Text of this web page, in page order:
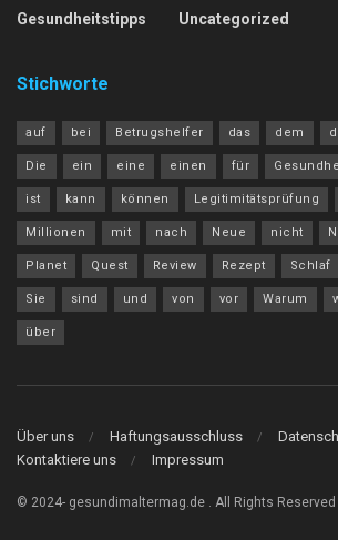
Gesundheitstipps
Uncategorized
Stichworte
auf bei Betrugshelfer das dem
Die ein eine einen für
ist kann können Legitimitätsprüfung
Millionen mit nach Neue nicht
Planet Quest Review Rezept Schlaf
Sie sind und von vor Warum
über
Über uns Haftungsausschluss
Kontaktiere uns
Impressum
© 2024- gesundimaltermag.de . All Rights Reserved